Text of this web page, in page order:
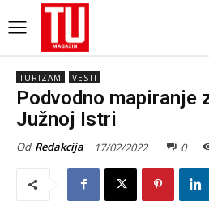
TURIZAM VESTI
Podvodno mapiranje
Južnoj Istri
Od Redakcija 17/02/2022 0